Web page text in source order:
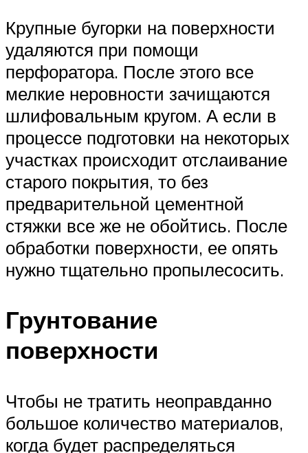
Крупные бугорки на поверхности
удаляются при помощи
перфоратора. После этого все
мелкие неровности зачищаются
шлифовальным кругом. А если в
процессе подготовки на некоторых
участках происходит отслаивание
старого покрытия, то без
предварительной цементной
стяжки все же не обойтись. После
обработки поверхности, ее опять
нужно тщательно пропылесосить.
Грунтование
поверхности
Чтобы не тратить неоправданно
большое количество материалов,
когда будет распределяться